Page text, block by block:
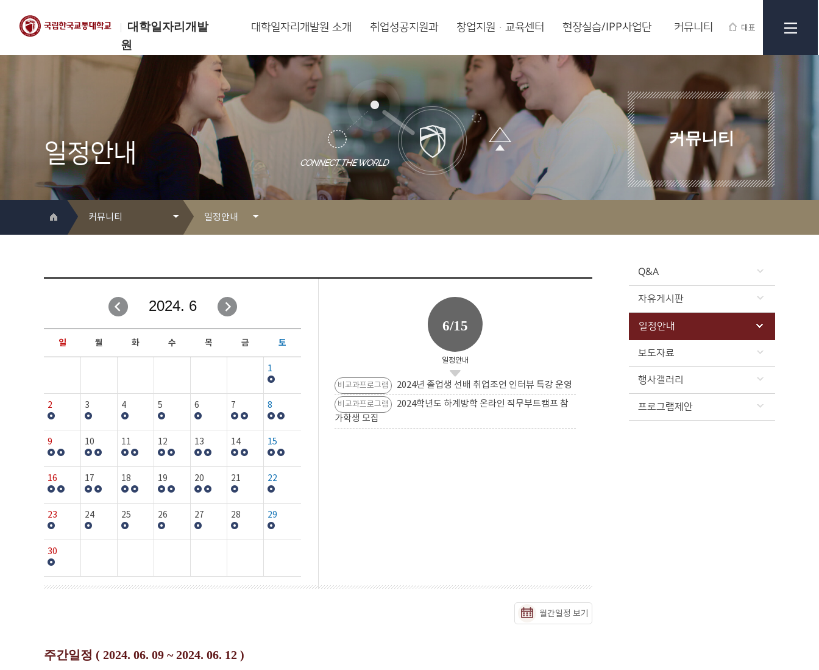
대학일자리개발
원
대표
한국교통대학교
대학일자리개발원
대학일자리개발원 소개 취업성공지원과 창업지원·교육센터 현장실습/IPP사업단 커뮤니티
일정안내
커뮤니티
커뮤니티
취업성공지원과
창업지원·교육센터
현장실습/IPP사업단
커뮤니티
일정안내
자유게시판
일정안내
보도자료
행사갤러리
Q&A
자유게시판
일정안내
보도자료
행사갤러리
프로그램제안
2024. 6
일 월 화 수 목 금 토
1
2 3 4 5 6 7 8
9 10 11 12 13 14 15
16 17 18 19 20 21 22
23 24 25 26 27 28 29
30
6/15
일정안내
비교과프로그램 2024년 졸업생 선배 취업조언 인터뷰 특강 운영
비교과프로그램
2024학년도 하계방학 온라인 직무부트캠프 참
가학생 모집
월간일정 보기
주간일정 ( 2024. 06. 09 ~ 2024. 06. 12 )